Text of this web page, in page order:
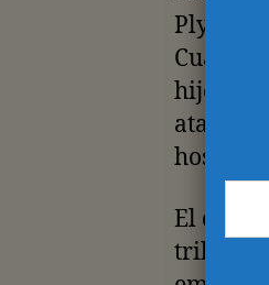
Cuando
hijo,
ataque
hospital
El
tribunas